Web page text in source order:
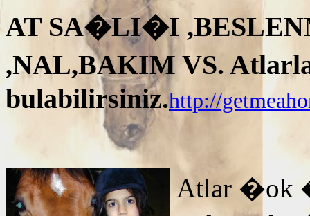
AT SA�LI�I
,NAL,BAKIM VS.
bulabilirsiniz.http://
Atlar �ok